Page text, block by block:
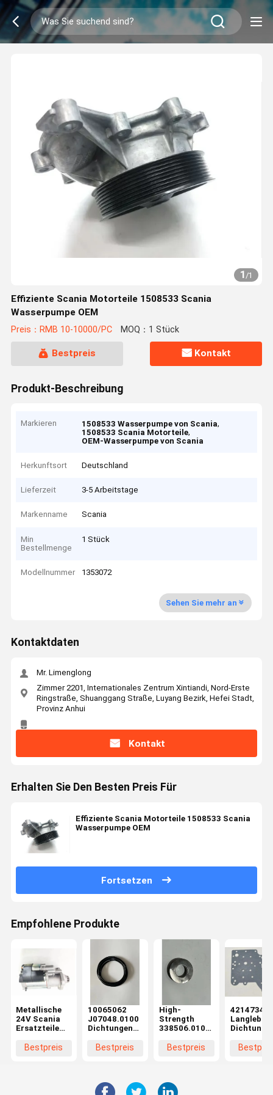
1/1
Effiziente Scania Motorteile 1508533 Scania
Wasserpumpe OEM
Preis：RMB 10-10000/PC MOQ：1 Stück
Bestpreis Kontakt
Produkt-Beschreibung
Markieren 1508533 Wasserpumpe von Scania,
1508533 Scania Motorteile,
OEM-Wasserpumpe von Scania
Herkunftsort Deutschland
Lieferzeit 3-5 Arbeitstage
Markenname Scania
Min
Bestellmenge
1 Stück
Modellnummer 1353072
Sehen Sie mehr an
Kontaktdaten
Mr. Limenglong
Zimmer 2201, Internationales Zentrum Xintiandi, Nord-Erste
Ringstraße, Shuanggang Straße, Luyang Bezirk, Hefei Stadt,
Provinz Anhui
Kontakt
Erhalten Sie Den Besten Preis Für
Effiziente Scania Motorteile 1508533 Scania
Wasserpumpe OEM
Fortsetzen
Empfohlene Produkte
Metallische
24V Scania
Ersatzteile
Scania
Bestpreis
10065062
J07048.0100
Dichtungen
Generator
Bestpreis
High-
Strength
338506.0100
Standard
Bestpreis
4214734
Langlebige